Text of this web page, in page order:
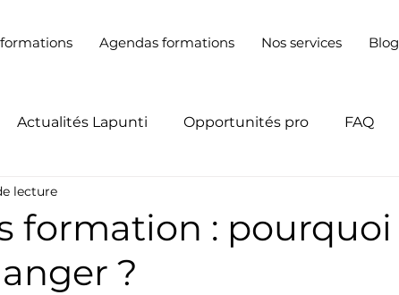
Agendas formations Nos services Blog
Actualités Lapunti Opportunités pro FAQ
formation : pourquoi
?
lecture